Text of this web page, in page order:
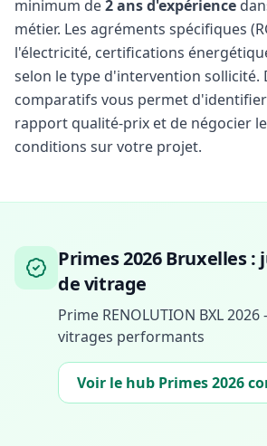
minimum de2 ans d'expérience
métier. Les agréments spécifiques
l'électricité, certifications
selon le type d'intervention sollicité.
comparatifs vous permet
rapport qualité-prix et de négocier
conditions sur votre projet.
Primes 2026 Bruxelles :
de vitrage
Prime RENOLUTION BXL
vitrages performants
Voir le hub Primes 2026